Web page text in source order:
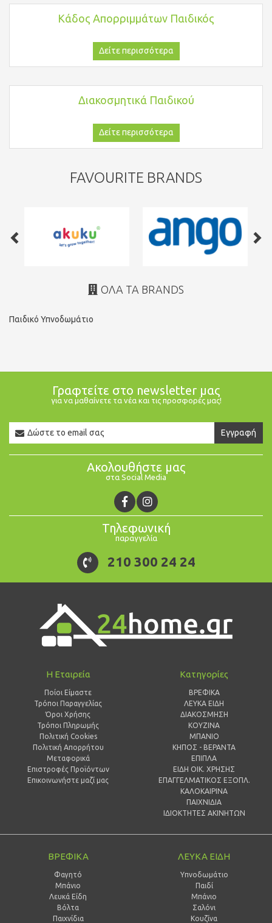
Κάδος Απορριμμάτων Παιδικός
Δείτε περισσότερα
Διακοσμητικά Παιδικού
Δείτε περισσότερα
FAVOURITE BRANDS
ΌΛΑ ΤΑ BRANDS
Παιδικό Υπνοδωμάτιο
Γραφτείτε στο newsletter μας
για να μαθαίνετε τα νέα και τις προσφορές μας!
Newsletter
Email
Εγγραφή
Ακολουθήστε μας
στα Social Media
Τηλεφωνική
παραγγελία
210 300 24 24
Η Εταιρεία
Ποίοι Είμαστε
Τρόποι Παραγγελίας
Όροι Χρήσης
Τρόποι Πληρωμής
Πολιτική Cookies
Πολιτική Απορρήτου
Μεταφορικά
Επιστροφές Προϊόντων
Επικοινωνήστε μαζί μας
Κατηγορίες
ΒΡΕΦΙΚΑ
ΛΕΥΚΑ ΕΙΔΗ
ΔΙΑΚΟΣΜΗΣΗ
ΚΟΥΖΙΝΑ
ΜΠΑΝΙΟ
ΚΗΠΟΣ - ΒΕΡΑΝΤΑ
ΕΠΙΠΛΑ
ΕΙΔΗ ΟΙΚ. ΧΡΗΣΗΣ
ΕΠΑΓΓΕΛΜΑΤΙΚΟΣ ΕΞΟΠΛ.
ΚΑΛΟΚΑΙΡΙΝΑ
ΠΑΙΧΝΙΔΙΑ
ΙΔΙΟΚΤΗΤΕΣ ΑΚΙΝΗΤΩΝ
ΒΡΕΦΙΚΑ
Φαγητό
Μπάνιο
Λευκά Είδη
Βόλτα
Παιχνίδια
ΛΕΥΚΑ ΕΙΔΗ
Υπνοδωμάτιο
Παιδί
Mπάνιο
Σαλόνι
Κουζίνα